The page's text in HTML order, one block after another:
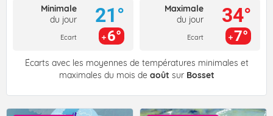
Minimale
du jour
Ecart
21°
6°
Maximale
du jour
Ecart
34°
7°
Écarts avec les moyennes de températures minimales et
maximales du mois de août sur Bosset